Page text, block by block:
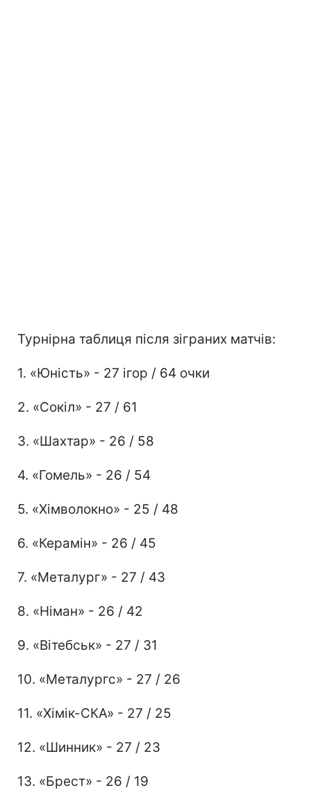
Турнірна таблиця після зіграних матчів:
1. «Юність» - 27 ігор / 64 очки
2. «Сокіл» - 27 / 61
3. «Шахтар» - 26 / 58
4. «Гомель» - 26 / 54
5. «Хімволокно» - 25 / 48
6. «Керамін» - 26 / 45
7. «Металург» - 27 / 43
8. «Німан» - 26 / 42
9. «Вітебськ» - 27 / 31
10. «Металургс» - 27 / 26
11. «Хімік-СКА» - 27 / 25
12. «Шинник» - 27 / 23
13. «Брест» - 26 / 19